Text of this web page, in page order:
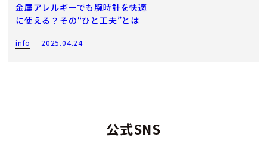
金属アレルギーでも腕時計を快適
に使える？その“ひと工夫”とは
info 2025.04.24
公式SNS